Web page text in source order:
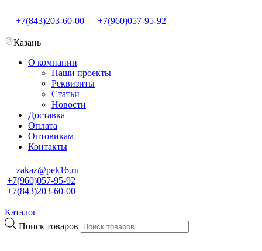
+7(843)203-60-00 +7(960)057-95-92
Казань
О компании
Наши проекты
Реквизиты
Статьи
Новости
Доставка
Оплата
Оптовикам
Контакты
zakaz@pek16.ru
+7(960)057-95-92
+7(843)203-60-00
Каталог
Поиск товаров